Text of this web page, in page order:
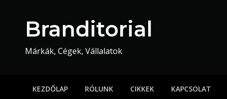
contentBranditorial
Márkák, Cégek, Vállalatok
KEZDŐLAP RÓLUNK CIKKEK KAPCSOLAT